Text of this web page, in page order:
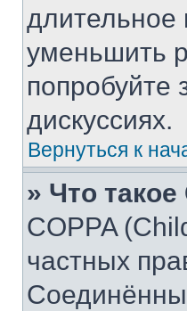
уменьшить
попробуйте
дискуссиях.
Вернуться к
» Что такое
COPPA
частных